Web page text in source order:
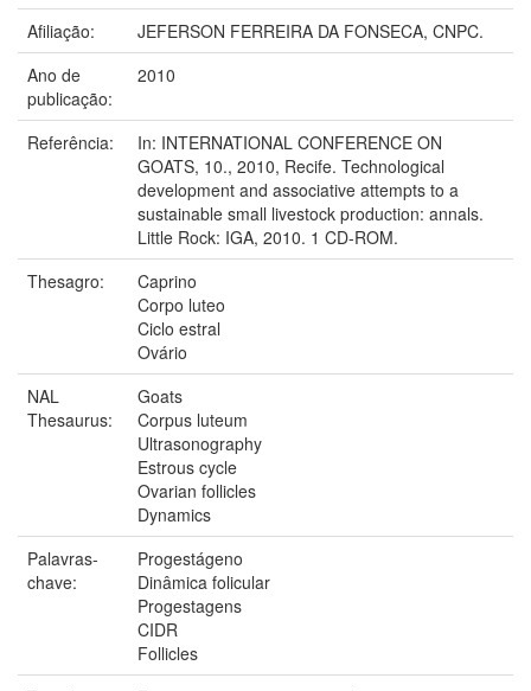
Afiliação:
JEFERSON FERREIRA DA FONSECA, CNPC.
Ano de
publicação:
2010
Referência:
In: INTERNATIONAL CONFERENCE ON
GOATS, 10., 2010, Recife. Technological
development and associative attempts to a
sustainable small livestock production: annals.
Little Rock: IGA, 2010. 1 CD-ROM.
Thesagro:
Caprino
Corpo luteo
Ciclo estral
Ovário
NAL
Thesaurus:
Goats
Corpus luteum
Ultrasonography
Estrous cycle
Ovarian follicles
Dynamics
Palavras-
chave:
Progestágeno
Dinâmica folicular
Progestagens
CIDR
Follicles